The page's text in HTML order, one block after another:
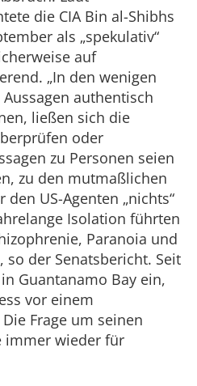
die CIA Bin al-Shibhs
als „spekulativ“
auf
„In den wenigen
authentisch
ließen sich die
oder
zu Personen seien
zu den mutmaßlichen
US-Agenten „nichts“
Isolation führten
Paranoia und
so der Senatsbericht. Seit
Guantanamo Bay ein,
vor einem
Frage um seinen
immer wieder für